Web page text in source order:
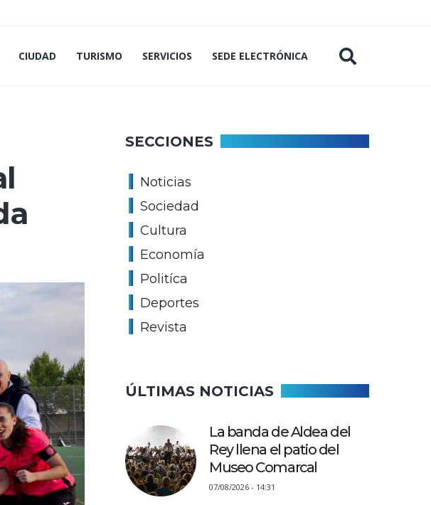
CIUDAD TURISMO SERVICIOS SEDE ELECTRÓNICA
SECCIONES
Noticias
Sociedad
Cultura
Economía
Politíca
Deportes
Revista
ÚLTIMAS NOTICIAS
La banda de Aldea del
Rey llena el patio del
Museo Comarcal
07/08/2026 - 14:31